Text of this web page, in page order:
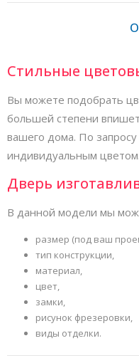
Стильные
Вы можете подобрать
большей степени
вашего дома. По запросу
индивидуальным цветом.
Дверь
В данной модели мы
размер (под ваш
тип конструкции,
материал,
цвет,
замки,
рисунок фрезеровки,
виды отделки.